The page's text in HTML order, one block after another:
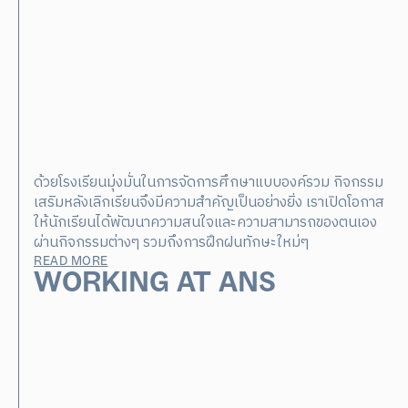
ด้วยโรงเรียนมุ่งมั่นในการจัดการศึกษาแบบองค์รวม กิจกรรม
เสริมหลังเลิกเรียนจึงมีความสำคัญเป็นอย่างยิ่ง เราเปิดโอกาส
ให้นักเรียนได้พัฒนาความสนใจและความสามารถของตนเอง
ผ่านกิจกรรมต่างๆ รวมถึงการฝึกฝนทักษะใหม่ๆ
READ MORE
WORKING AT ANS